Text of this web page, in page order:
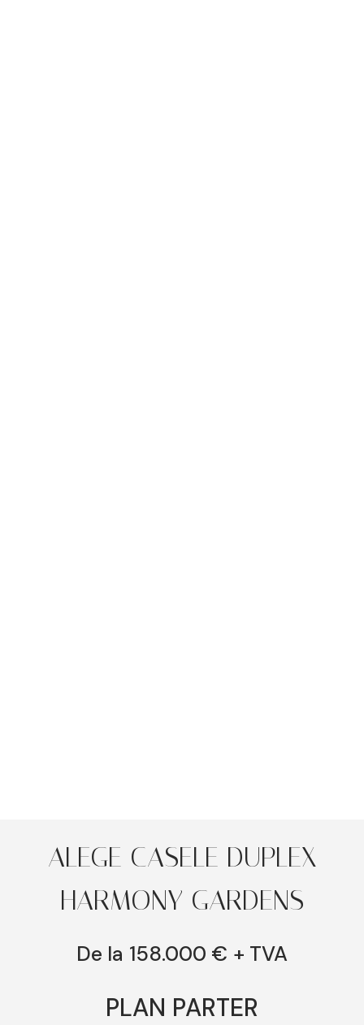
ALEGE CASELE DUPLEX
HARMONY GARDENS
De la 158.000 € + TVA
PLAN PARTER